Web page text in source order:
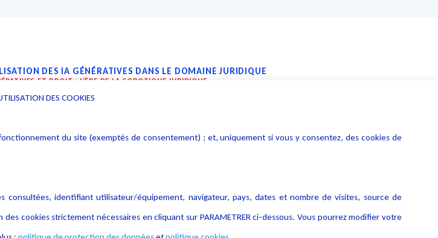
DES IA GÉNÉRATIVES DANS LE DOMAINE JURIDIQUE
ET DROIT : L’ÈRE DE LA COBOTIQUE JURIDIQUE
juridique. Celles-ci vont permettre aux professionnels
corriger certaines malfaçons et de créer de la valeur
juridique pour compléter le travail réalisé par ces
DES COOKIES
du site (exemptés de consentement) ; et, uniquement si vous y consentez, des cookies de
consultées, identifiant utilisateur/équipement, navigateur, pays, dates et nombre de visites, source de
cookies strictement nécessaires en cliquant sur PARAMETRER ci-dessous. Vous pourrez modifier votre